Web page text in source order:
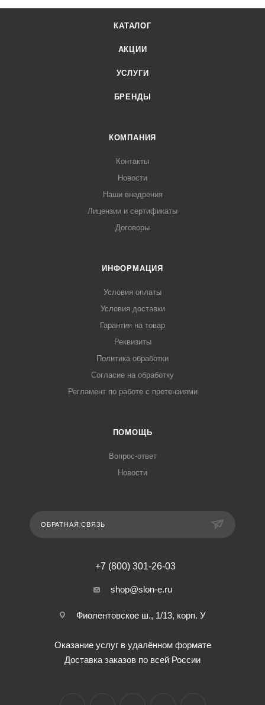
КАТАЛОГ
АКЦИИ
УСЛУГИ
БРЕНДЫ
КОМПАНИЯ
Контакты
Новости
Наши внедрения
Лицензии и сертификаты
Договоры
ИНФОРМАЦИЯ
Условия оплаты
Условия доставки
Гарантия на товар
Реквизиты
Политика обработки
Согласие на обработку
Регламент по работе с претензиями
ПОМОЩЬ
Вопрос-ответ
Новости
ОБРАТНАЯ СВЯЗЬ
+7 (800) 301-26-03
shop@slon-e.ru
Фиолентовское ш., 1/13, корп. У
Оказание услуг в удалённом формате
Доставка заказов по всей России